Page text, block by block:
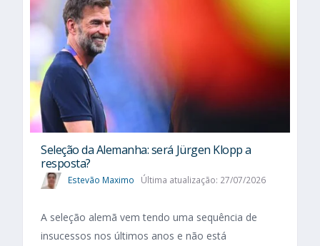
Seleção da Alemanha: será Jürgen Klopp a
resposta?
Estevão Maximo Última atualização: 27/07/2026
A seleção alemã vem tendo uma sequência de
insucessos nos últimos anos e não está